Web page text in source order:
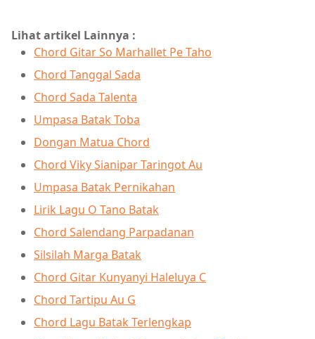
Lihat artikel Lainnya :
Chord Gitar So Marhallet Pe Taho
Chord Tanggal Sada
Chord Sada Talenta
Umpasa Batak Toba
Dongan Matua Chord
Chord Viky Sianipar Taringot Au
Umpasa Batak Pernikahan
Lirik Lagu O Tano Batak
Chord Salendang Parpadanan
Silsilah Marga Batak
Chord Gitar Kunyanyi Haleluya C
Chord Tartipu Au G
Chord Lagu Batak Terlengkap